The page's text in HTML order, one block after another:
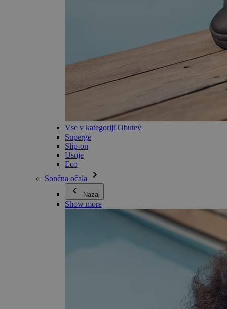
Vse v kategoriji Obutev
Superge
Slip-on
Usnje
Eco
Sončna očala
Nazaj
Show more